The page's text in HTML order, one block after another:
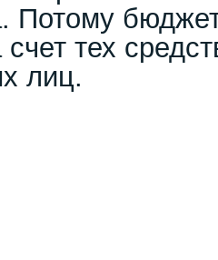
Потому
тех
лиц.